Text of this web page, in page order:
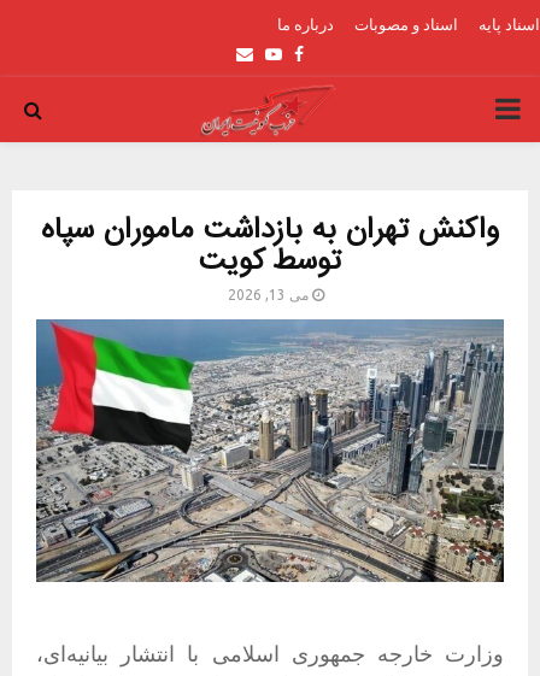
اسناد پایه اسناد و مصوبات درباره ما
Facebook
Youtube
Email
PRIMARY
واکنش تهران به بازداشت ماموران سپاه
توسط کویت
می 13, 2026
وزارت خارجه جمهوری اسلامی با انتشار بیانیه‌ای،